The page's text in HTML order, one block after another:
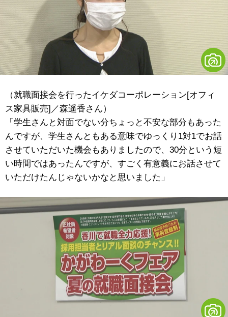
（就職面接会を行ったイケダコーポレーション[オフィ
ス家具販売]／森遥香さん）
「学生さんと対面でない分ちょっと不安な部分もあった
んですが、学生さんともある意味でゆっくり1対1でお話
させていただいた機会もありましたので、30分という短
い時間ではあったんですが、すごく有意義にお話させて
いただけたんじゃないかなと思いました」